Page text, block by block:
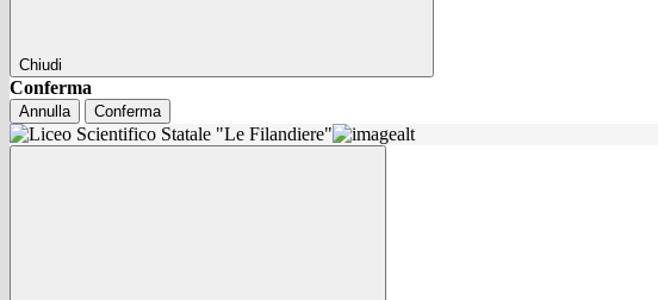
Chiudi
Conferma
Annulla Conferma